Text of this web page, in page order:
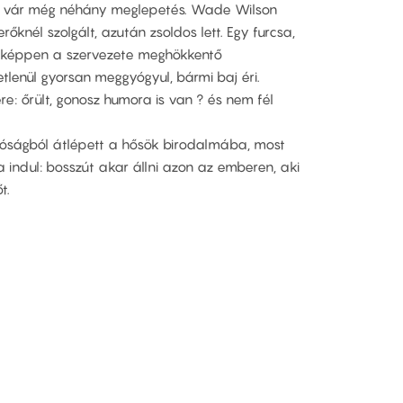
még néhány meglepetés. Wade Wilson
szolgált, azután zsoldos lett. Egy furcsa,
a szervezete meghökkentő
gyorsan meggyógyul, bármi baj éri.
őrült, gonosz humora is van ? és nem fél
átlépett a hősök birodalmába, most
indul: bosszút akar állni azon az emberen, aki